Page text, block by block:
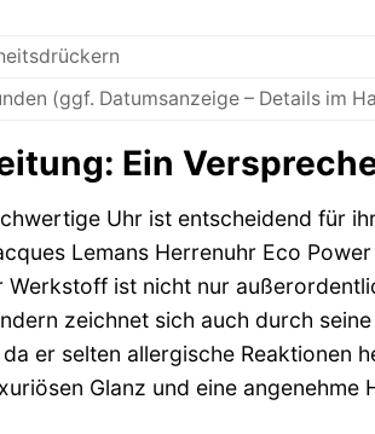
(ggf. Datumsanzeige – Details im
Ein
Uhr ist entscheidend für
Lemans Herrenuhr Eco
Werkstoff ist nicht nur
zeichnet sich auch durch
er selten allergische Reaktionen
Glanz und eine